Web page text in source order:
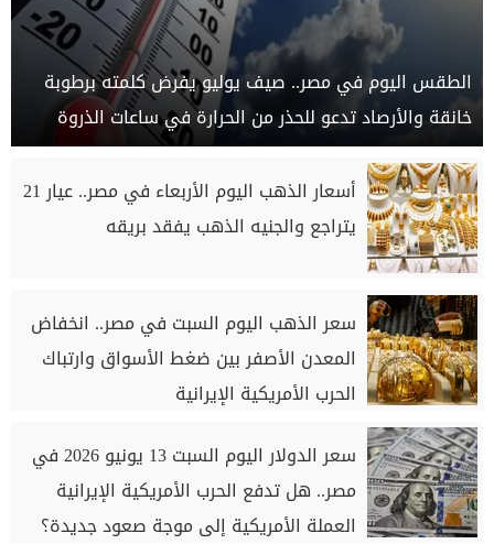
الطقس اليوم في مصر.. صيف يوليو يفرض كلمته برطوبة
خانقة والأرصاد تدعو للحذر من الحرارة في ساعات الذروة
أسعار الذهب اليوم الأربعاء في مصر.. عيار 21
يتراجع والجنيه الذهب يفقد بريقه
سعر الذهب اليوم السبت في مصر.. انخفاض
المعدن الأصفر بين ضغط الأسواق وارتباك
الحرب الأمريكية الإيرانية
سعر الدولار اليوم السبت 13 يونيو 2026 في
مصر.. هل تدفع الحرب الأمريكية الإيرانية
العملة الأمريكية إلى موجة صعود جديدة؟